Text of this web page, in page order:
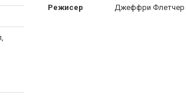
Режисер Джеффри Флетчер